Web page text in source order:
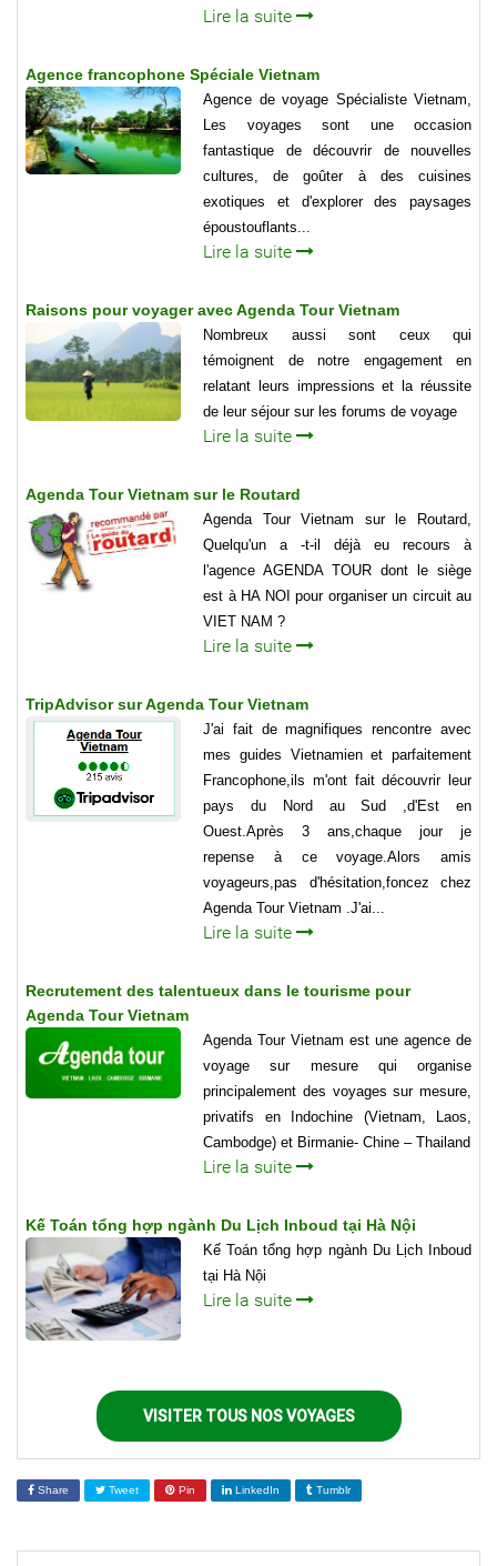
Lire la suite
Agence francophone Spéciale Vietnam
Agence de voyage Spécialiste Vietnam,
Les voyages sont une occasion
fantastique de découvrir de nouvelles
cultures, de goûter à des cuisines
exotiques et d'explorer des paysages
époustouflants...
Lire la suite
Raisons pour voyager avec Agenda Tour Vietnam
Nombreux aussi sont ceux qui
témoignent de notre engagement en
relatant leurs impressions et la réussite
de leur séjour sur les forums de voyage
Lire la suite
Agenda Tour Vietnam sur le Routard
Agenda Tour Vietnam sur le Routard,
Quelqu'un a -t-il déjà eu recours à
l'agence AGENDA TOUR dont le siège
est à HA NOI pour organiser un circuit au
VIET NAM ?
Lire la suite
TripAdvisor sur Agenda Tour Vietnam
J'ai fait de magnifiques rencontre avec
mes guides Vietnamien et parfaitement
Francophone,ils m'ont fait découvrir leur
pays du Nord au Sud ,d'Est en
Ouest.Après 3 ans,chaque jour je
repense à ce voyage.Alors amis
voyageurs,pas d'hésitation,foncez chez
Agenda Tour Vietnam .J'ai...
Lire la suite
Recrutement des talentueux dans le tourisme pour
Agenda Tour Vietnam
Agenda Tour Vietnam est une agence de
voyage sur mesure qui organise
principalement des voyages sur mesure,
privatifs en Indochine (Vietnam, Laos,
Cambodge) et Birmanie- Chine – Thailand
Lire la suite
Kế Toán tổng hợp ngành Du Lịch Inboud tại Hà Nội
Kế Toán tổng hợp ngành Du Lịch Inboud
tại Hà Nội
Lire la suite
VISITER TOUS NOS VOYAGES
Share Tweet Pin LinkedIn Tumblr